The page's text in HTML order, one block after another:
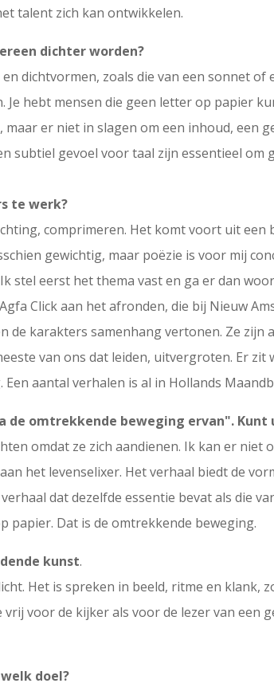
talent zich kan ontwikkelen.
dichter worden?
dichtvormen, zoals die van een sonnet
hebt mensen die geen letter op papier
er niet in slagen om een inhoud, een
subtiel gevoel voor taal zijn essentieel om
te werk?
comprimeren. Het komt voort uit
gewichtig, maar poëzie is voor mij
stel eerst het thema vast en ga er dan
Click aan het afronden, die bij Nieuw
de karakters samenhang vertonen. Ze zijn
van ons dat leiden, uitvergroten. Er
aantal verhalen is al in Hollands
de omtrekkende beweging ervan".
omdat ze zich aandienen. Ik kan er niet
het levenselixer. Het verhaal biedt de
dat dezelfde essentie bevat als die
papier. Dat is de omtrekkende beweging.
kunst.
Het is spreken in beeld, ritme en klank,
voor de kijker als voor de lezer van een
doel?